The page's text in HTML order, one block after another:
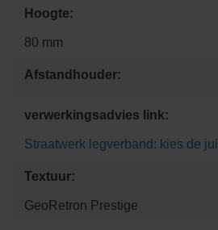
Hoogte:
80 mm
Afstandhouder:
verwerkingsadvies link:
Straatwerk legverband: kies de
Textuur:
GeoRetron Prestige